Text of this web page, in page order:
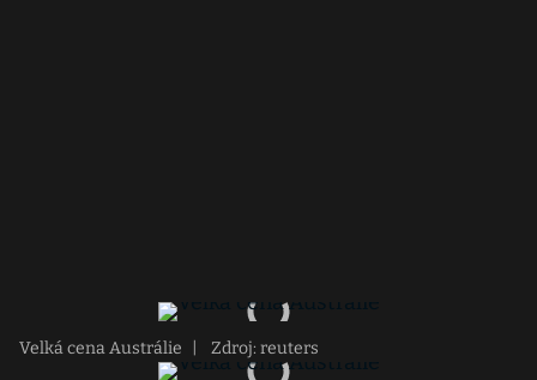
Velká cena Austrálie Zdroj: reuters